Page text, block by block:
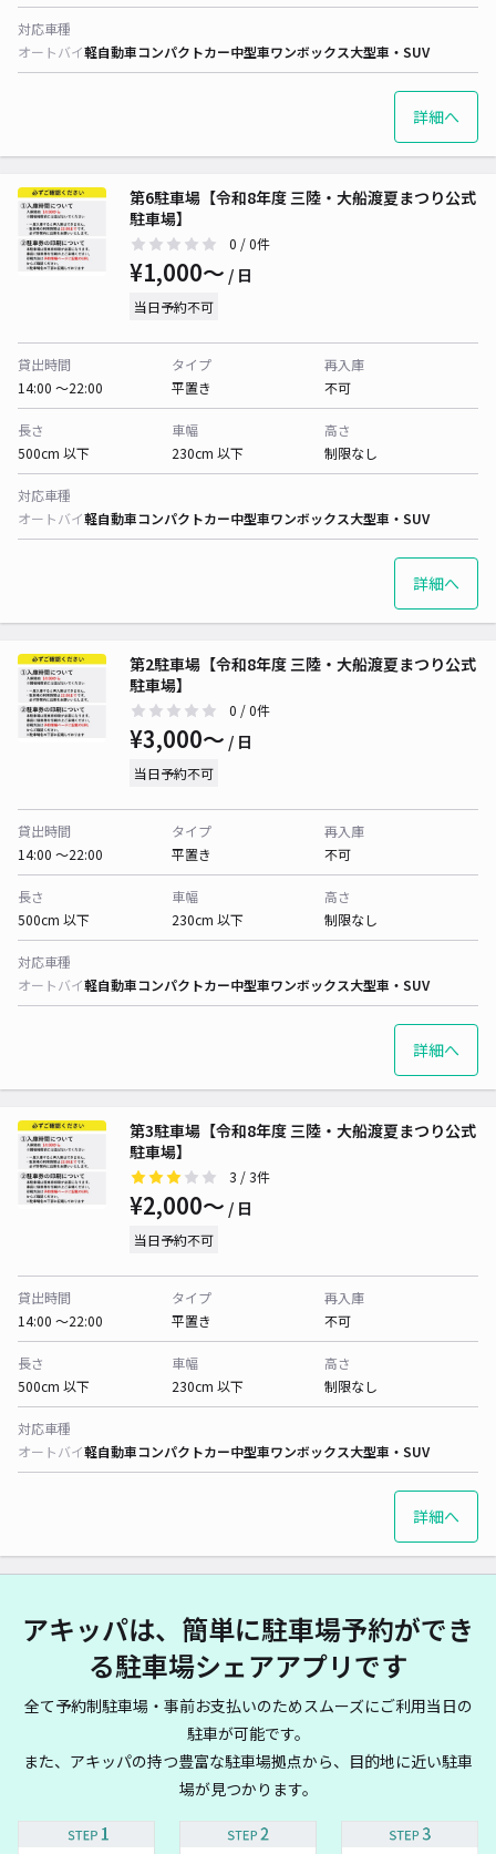
対応車種
オートバイ軽自動車コンパクトカー中型車ワンボックス大型車・SUV
詳細へ
第6駐車場【令和8年度 三陸・大船渡夏まつり公式
駐車場】
0 / 0件
¥1,000〜 / 日
当日予約不可
貸出時間
14:00 〜22:00
タイプ
平置き
再入庫
不可
長さ
500cm 以下
車幅
230cm 以下
高さ
制限なし
対応車種
オートバイ軽自動車コンパクトカー中型車ワンボックス大型車・SUV
詳細へ
第2駐車場【令和8年度 三陸・大船渡夏まつり公式
駐車場】
0 / 0件
¥3,000〜 / 日
当日予約不可
貸出時間
14:00 〜22:00
タイプ
平置き
再入庫
不可
長さ
500cm 以下
車幅
230cm 以下
高さ
制限なし
対応車種
オートバイ軽自動車コンパクトカー中型車ワンボックス大型車・SUV
詳細へ
第3駐車場【令和8年度 三陸・大船渡夏まつり公式
駐車場】
3 / 3件
¥2,000〜 / 日
当日予約不可
貸出時間
14:00 〜22:00
タイプ
平置き
再入庫
不可
長さ
500cm 以下
車幅
230cm 以下
高さ
制限なし
対応車種
オートバイ軽自動車コンパクトカー中型車ワンボックス大型車・SUV
詳細へ
アキッパは、簡単に駐車場予約ができ
る駐車場シェアアプリです
全て予約制駐車場・事前お支払いのためスムーズにご利用当日の
駐車が可能です。
また、アキッパの持つ豊富な駐車場拠点から、目的地に近い駐車
場が見つかります。